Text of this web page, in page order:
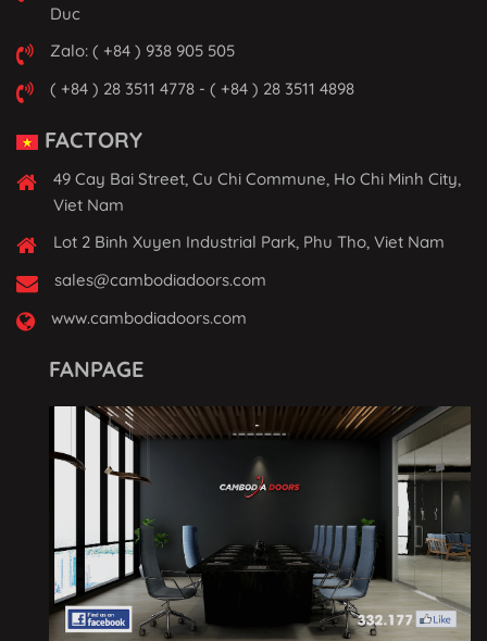
Duc
Zalo: ( +84 ) 938 905 505
( +84 ) 28 3511 4778 - ( +84 ) 28 3511 4898
FACTORY
49 Cay Bai Street, Cu Chi Commune, Ho Chi Minh City,
Viet Nam
Lot 2 Binh Xuyen Industrial Park, Phu Tho, Viet Nam
sales@cambodiadoors.com
www.cambodiadoors.com
FANPAGE